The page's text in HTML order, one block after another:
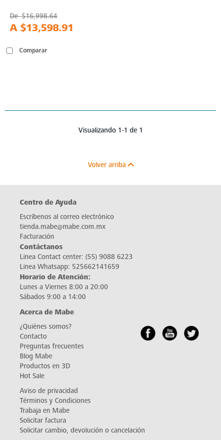
De$16,998.64
A $13,598.91
Comparar
Visualizando 1-1 de 1
Volver arriba
Centro de Ayuda
Escríbenos al correo electrónico
tienda.mabe@mabe.com.mx
Facturación
Contáctanos
Línea Contact center: (55) 9088 6223
Línea Whatsapp: 525662141659
Horario de Atención:
Lunes a Viernes 8:00 a 20:00
Sábados 9:00 a 14:00
Acerca de Mabe
¿Quiénes somos?
Contacto
Preguntas frecuentes
Blog Mabe
Productos en 3D
Hot Sale
Aviso de privacidad
Términos y Condiciones
Trabaja en Mabe
Solicitar factura
Solicitar cambio, devolución o cancelación